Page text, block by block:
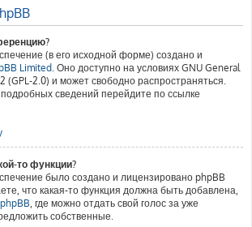
(в его исходной форме) создано и
Limited. Оно доступно на условиях GNU General
(GPL-2.0) и может свободно распространяться.
сведений перейдите по ссылке
то функции?
было создано и лицензировано phpBB
что какая-то функция должна быть добавлена,
, где можно отдать свой голос за уже
собственные.